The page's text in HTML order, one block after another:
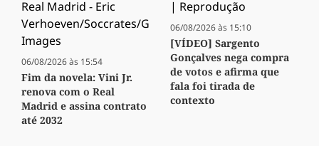
06/08/2026 às 15:54
Fim da novela: Vini Jr.
renova com o Real
Madrid e assina contrato
até 2032
06/08/2026 às 15:10
[VÍDEO] Sargento
Gonçalves nega compra
de votos e afirma que
fala foi tirada de
contexto